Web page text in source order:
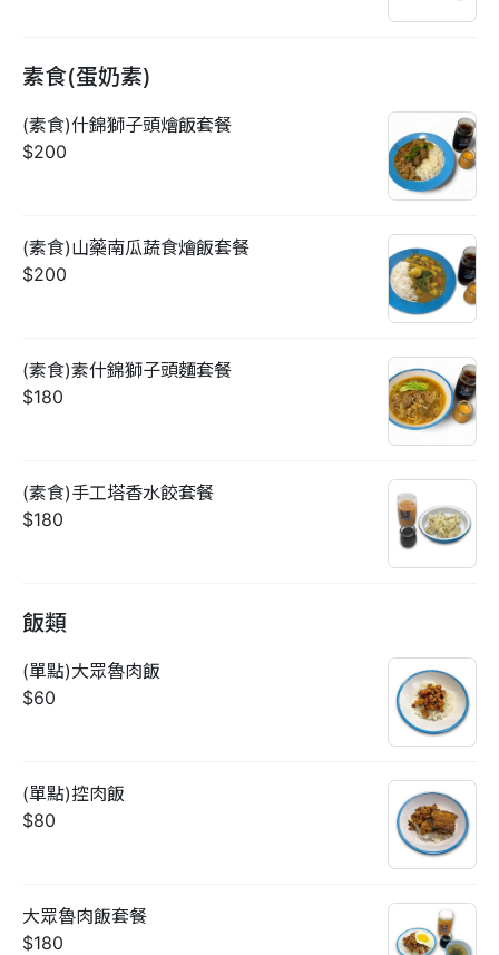
素食(蛋奶素)
(素食)什錦獅子頭燴飯套餐
$200
(素食)山藥南瓜蔬食燴飯套餐
$200
(素食)素什錦獅子頭麵套餐
$180
(素食)手工塔香水餃套餐
$180
飯類
(單點)大眾魯肉飯
$60
(單點)控肉飯
$80
大眾魯肉飯套餐
$180